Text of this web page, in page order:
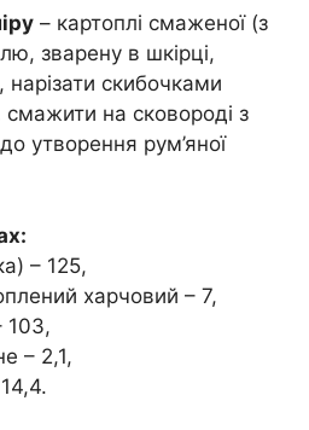
– картоплі смаженої (з
зварену в шкірці,
нарізати скибочками
на сковороді з
утворення рум’яної
– 125,
харчовий – 7,
103,
– 2,1,